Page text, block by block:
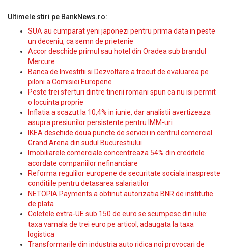
Ultimele stiri pe BankNews.ro:
SUA au cumparat yeni japonezi pentru prima data in peste
un deceniu, ca semn de prietenie
Accor deschide primul sau hotel din Oradea sub brandul
Mercure
Banca de Investitii si Dezvoltare a trecut de evaluarea pe
piloni a Comisiei Europene
Peste trei sferturi dintre tinerii romani spun ca nu isi permit
o locuinta proprie
Inflatia a scazut la 10,4% in iunie, dar analistii avertizeaza
asupra presiunilor persistente pentru IMM-uri
IKEA deschide doua puncte de servicii in centrul comercial
Grand Arena din sudul Bucurestiului
Imobiliarele comerciale concentreaza 54% din creditele
acordate companiilor nefinanciare
Reforma regulilor europene de securitate sociala inaspreste
conditiile pentru detasarea salariatilor
NETOPIA Payments a obtinut autorizatia BNR de institutie
de plata
Coletele extra-UE sub 150 de euro se scumpesc din iulie:
taxa vamala de trei euro pe articol, adaugata la taxa
logistica
Transformarile din industria auto ridica noi provocari de